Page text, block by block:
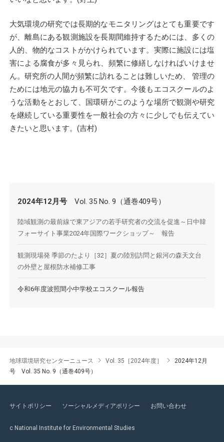
大気環境の研究では長期的なモニタリングはとても重要です
が、離島にある観測施設を長期間維持するためには、多くの
人的、物的なコストがかけられています。実際に施設には塩
害による腐食が多々見られ、頻繁に修繕しなければいけませ
ん。研究所の人間が頻繁に訪れることは難しいため、 管理の
ためには地元の協力も不可欠です。今後もエコスクールのよ
うな活動をとおして、国環研がこのような場所で観測や研究
を継続している重要性を一般社会の方々に少しでも伝えてい
きたいと思います。(吉村)
2024年12月号 Vol. 35 No. 9（通巻409号）
陸域観測の最前線で東アジアの若手研究者の交流を促進～日中韓
フォーサイト事業2024年国際ワークショップ～ 報告
観測現場発 季節のたより［32］夏の陸別訪問と銀河の森天文台
の外壁と屋根防水補修工事
令和6年度波照間小中学校エコスクール報告
地球環境研究センターニュース Vol. 35［2024年度］
2024年12月
号 Vol. 35 No. 9（通巻409号）
サイトポリシー ソーシャルメディアポリシー お問い合わせ
c National Institute for Environmental Studies